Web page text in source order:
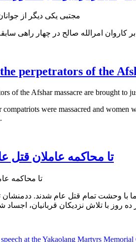
perpetrators of the
were massacred and
!تا محاکمه عاملان قتل
هموطن مظلوم ما با وحشت تمام قتل عام شدند.
از ده روز با تلاش نزدیکان قربانیان،
at the Yakaolang Martyrs Memorial